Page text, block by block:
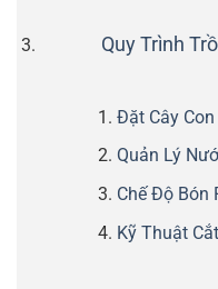
Quy Trình
Đặt Cây
Quản Lý
Chế Độ Bón
Kỹ Thuật